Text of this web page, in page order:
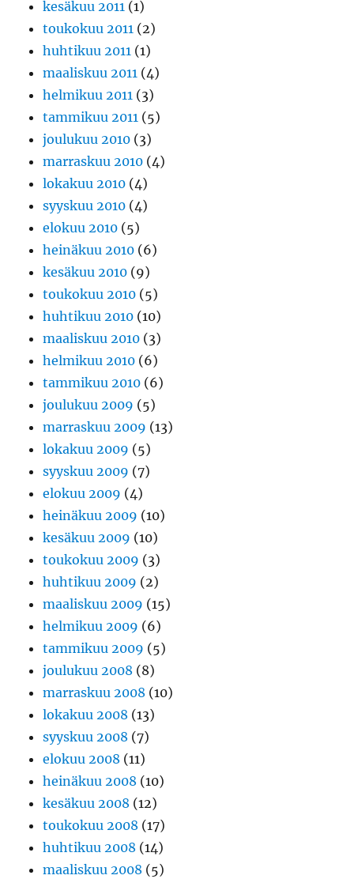
kesäkuu 2011 (1)
toukokuu 2011 (2)
huhtikuu 2011 (1)
maaliskuu 2011 (4)
helmikuu 2011 (3)
tammikuu 2011 (5)
joulukuu 2010 (3)
marraskuu 2010 (4)
lokakuu 2010 (4)
syyskuu 2010 (4)
elokuu 2010 (5)
heinäkuu 2010 (6)
kesäkuu 2010 (9)
toukokuu 2010 (5)
huhtikuu 2010 (10)
maaliskuu 2010 (3)
helmikuu 2010 (6)
tammikuu 2010 (6)
joulukuu 2009 (5)
marraskuu 2009 (13)
lokakuu 2009 (5)
syyskuu 2009 (7)
elokuu 2009 (4)
heinäkuu 2009 (10)
kesäkuu 2009 (10)
toukokuu 2009 (3)
huhtikuu 2009 (2)
maaliskuu 2009 (15)
helmikuu 2009 (6)
tammikuu 2009 (5)
joulukuu 2008 (8)
marraskuu 2008 (10)
lokakuu 2008 (13)
syyskuu 2008 (7)
elokuu 2008 (11)
heinäkuu 2008 (10)
kesäkuu 2008 (12)
toukokuu 2008 (17)
huhtikuu 2008 (14)
maaliskuu 2008 (5)